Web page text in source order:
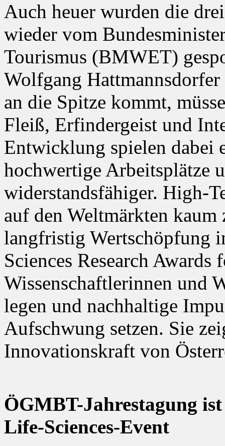
Auch heuer wurden die
wieder vom
Tourismus (BMWET)
Wolfgang
an die Spitze kommt,
Fleiß, Erfindergeist und
Entwicklung spielen dabei
hochwertige Arbeitsplätze
widerstandsfähiger. High-
auf den Weltmärkten kaum
langfristig Wertschöpfung
Sciences Research
Wissenschaftlerinnen und
legen und nachhaltige
Aufschwung setzen. Sie
Innovationskraft von
ÖGMBT-Jahrestagung
Life-Sciences-Event